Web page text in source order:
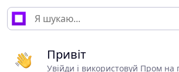
Привіт
Увійди і використовуй Пром на